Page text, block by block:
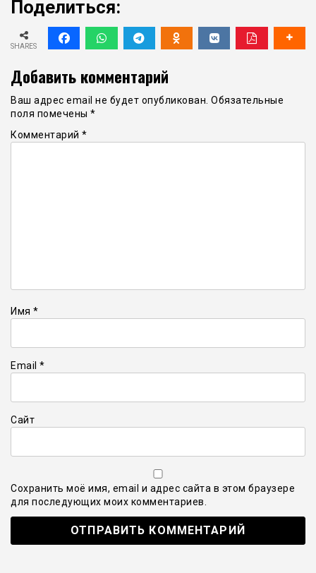
Поделиться:
SHARES
Добавить комментарий
Ваш адрес email не будет опубликован. Обязательные
поля помечены *
Комментарий *
Имя *
Email *
Сайт
Сохранить моё имя, email и адрес сайта в этом браузере
для последующих моих комментариев.